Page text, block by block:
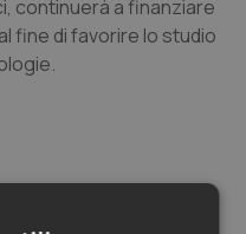
continuerà a finanziare
fine di favorire lo studio